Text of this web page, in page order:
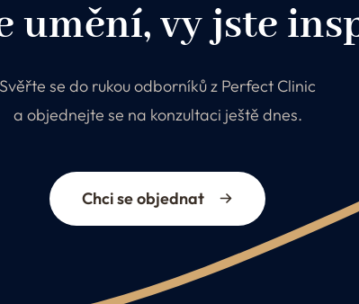
umění, vy jste
Svěřte se do rukou odborníků z Perfect Clinic
a objednejte se na konzultaci ještě dnes.
Chci se objednat